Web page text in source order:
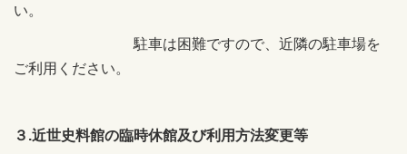
い。
駐車は困難ですので、近隣の駐車場を
ご利用ください。
３.近世史料館の臨時休館及び利用方法変更等